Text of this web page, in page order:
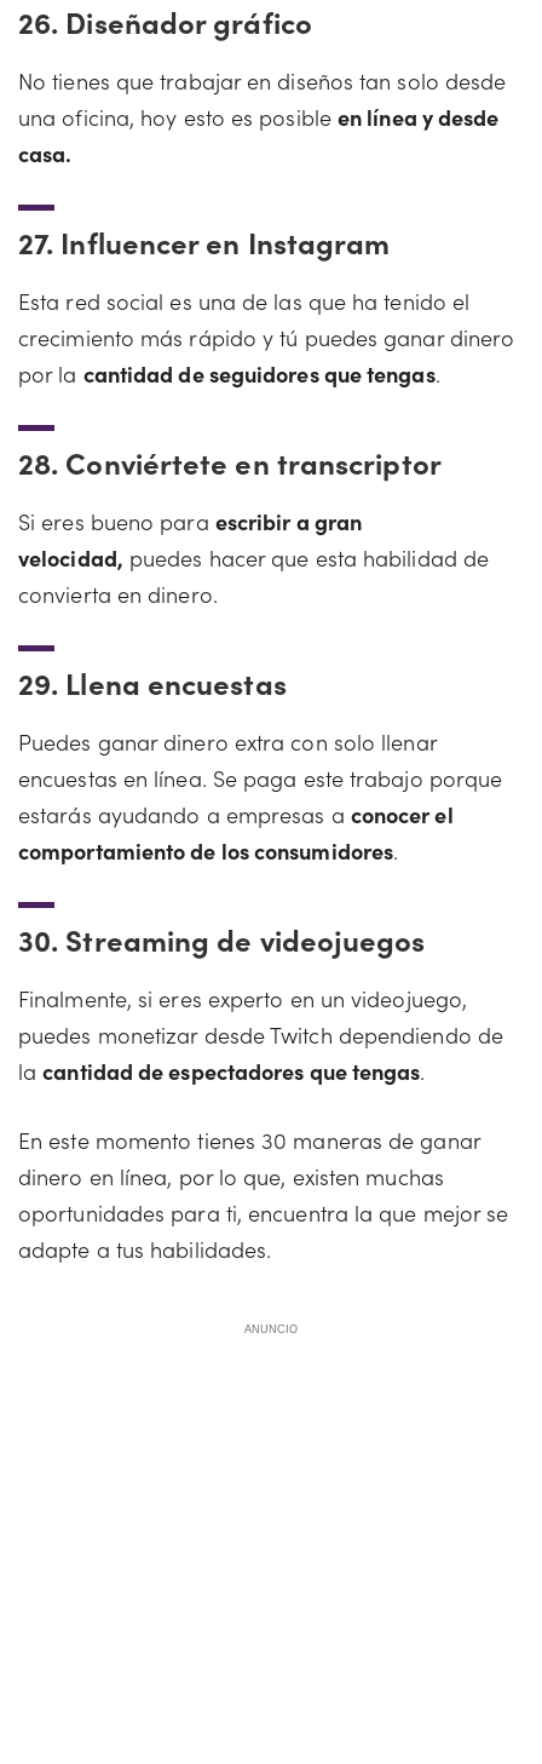
26. Diseñador gráfico
No tienes que trabajar en diseños tan solo desde
una oficina, hoy esto es posible en línea y desde
casa.
27. Influencer en Instagram
Esta red social es una de las que ha tenido el
crecimiento más rápido y tú puedes ganar dinero
por la cantidad de seguidores que tengas.
28. Conviértete en transcriptor
Si eres bueno para escribir a gran
velocidad, puedes hacer que esta habilidad de
convierta en dinero.
29. Llena encuestas
Puedes ganar dinero extra con solo llenar
encuestas en línea. Se paga este trabajo porque
estarás ayudando a empresas a conocer el
comportamiento de los consumidores.
30. Streaming de videojuegos
Finalmente, si eres experto en un videojuego,
puedes monetizar desde Twitch dependiendo de
lacantidad de espectadores que tengas.
En este momento tienes 30 maneras de ganar
dinero en línea, por lo que, existen muchas
oportunidades para ti, encuentra la que mejor se
adapte a tus habilidades.
ANUNCIO